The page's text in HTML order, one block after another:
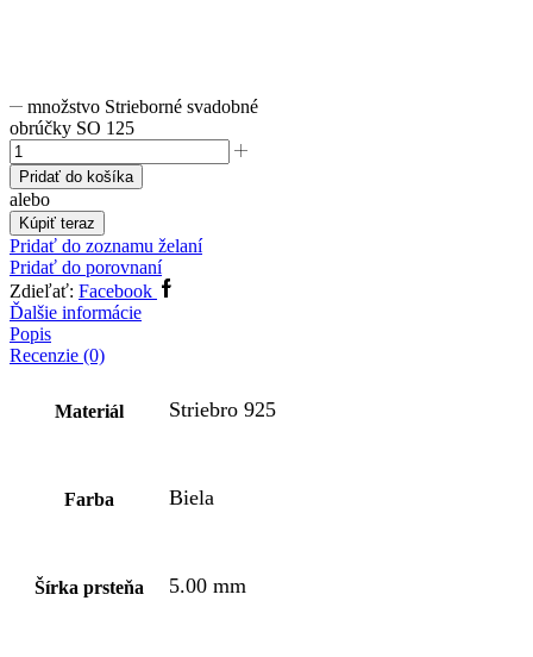
množstvo Strieborné svadobné
obrúčky SO 125
Pridať do košíka
alebo
Kúpiť teraz
Pridať do zoznamu želaní
Pridať do porovnaní
Zdieľať: Facebook
Ďalšie informácie
Popis
Recenzie (0)
Materiál Striebro 925
Farba Biela
Šírka prsteňa 5.00 mm